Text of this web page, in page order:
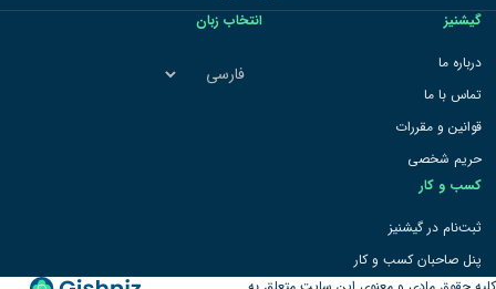
گیشنیز
درباره ما
تماس با ما
قوانین و مقررات
حریم شخصی
کسب و کار
ثبت‌نام در گیشنیز
پنل صاحبان کسب و کار
انتخاب زبان
انتخاب
زبان